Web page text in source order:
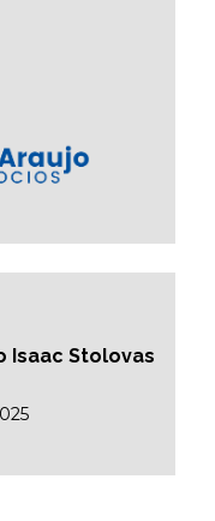
Isaac Stolovas